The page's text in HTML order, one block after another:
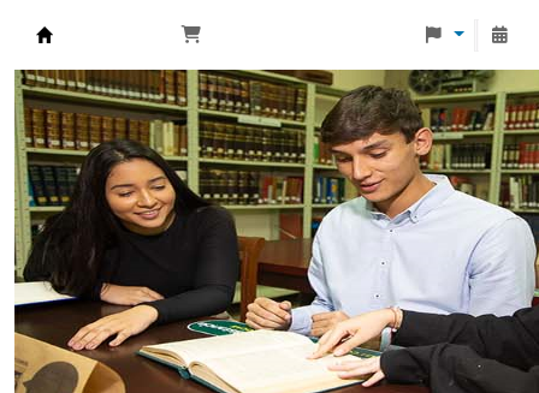
Biblioteca Universidad Monteávila